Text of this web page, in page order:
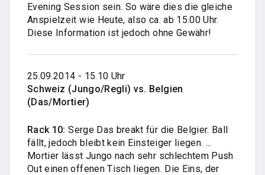
Evening Session sein. So wäre dies die gleiche
Anspielzeit wie Heute, also ca. ab 15.00 Uhr.
Diese Information ist jedoch ohne Gewähr!
25.09.2014 - 15.10 Uhr
Schweiz (Jungo/Regli) vs. Belgien
(Das/Mortier)
Rack 10: Serge Das breakt für die Belgier. Ball
fällt, jedoch bleibt kein Einsteiger liegen. ...
Mortier lässt Jungo nach sehr schlechtem Push
Out einen offenen Tisch liegen. Die Eins, der